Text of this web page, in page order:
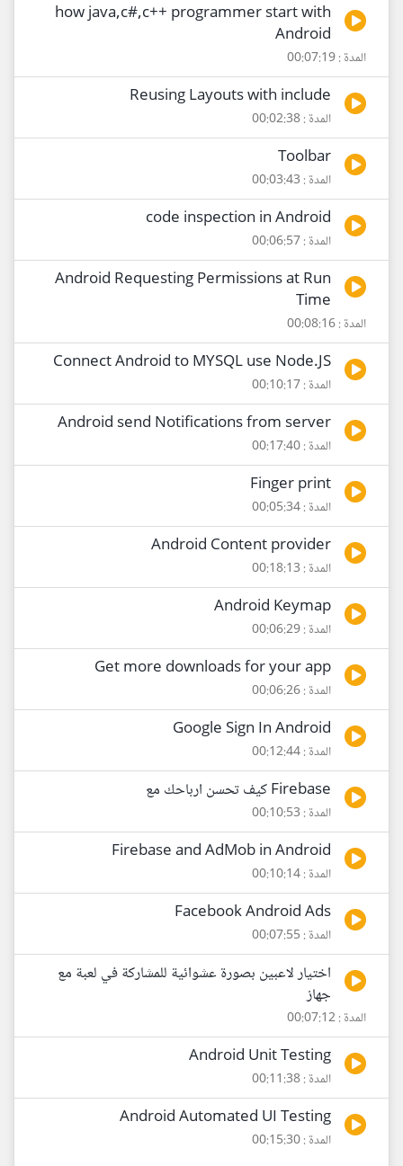
how java,c#,c++ programmer start with
Android
المدة : 00:07:19
Reusing Layouts with include
المدة : 00:02:38
Toolbar
المدة : 00:03:43
code inspection in Android
المدة : 00:06:57
Android Requesting Permissions at Run
Time
المدة : 00:08:16
Connect Android to MYSQL use Node.JS
المدة : 00:10:17
Android send Notifications from server
المدة : 00:17:40
Finger print
المدة : 00:05:34
Android Content provider
المدة : 00:18:13
Android Keymap
المدة : 00:06:29
Get more downloads for your app
المدة : 00:06:26
Google Sign In Android
المدة : 00:12:44
Firebase كيف تحسن ارباحك مع
المدة : 00:10:53
Firebase and AdMob in Android
المدة : 00:10:14
Facebook Android Ads
المدة : 00:07:55
اختيار لاعبين بصورة عشوائية للمشاركة في لعبة مع
جهاز
المدة : 00:07:12
Android Unit Testing
المدة : 00:11:38
Android Automated UI Testing
المدة : 00:15:30